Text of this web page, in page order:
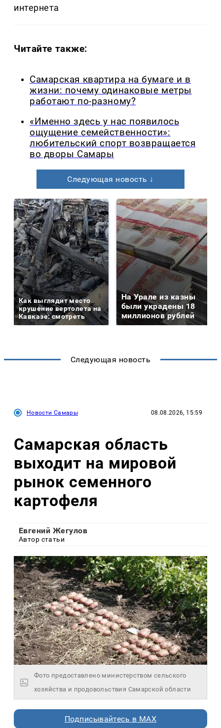
интернета
Читайте также:
Самарская квартира на бумаге и в
жизни: почему одинаковые метры
работают по-разному?
«Именно здесь у нас появилось
ощущение семейственности»:
любительский спорт возвращается
во дворы Самары
Следующая новость ↓
Как выглядит место
крушение вертолета на
Кавказе: смотреть
На Урале из казны
были украдены 18
миллионов рублей
Следующая новость
Новости Самары 08.08.2026, 15:59
Самарская область
выходит на мировой
рынок семенного
картофеля
Евгений Жегулов
Автор статьи
Фото предоставлено министерством сельского
хозяйства и продовольствия Самарской области
Подписывайтесь в MAX